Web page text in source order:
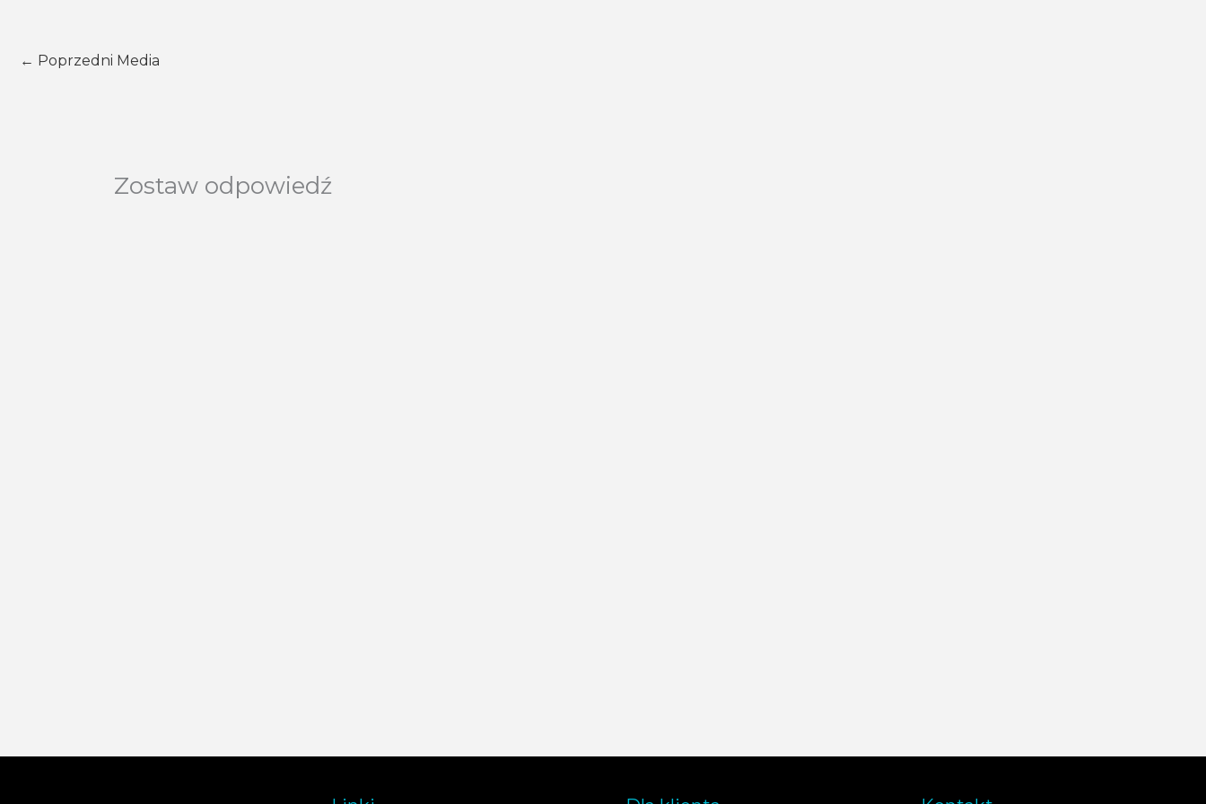
← Poprzedni Media
Zostaw odpowiedź